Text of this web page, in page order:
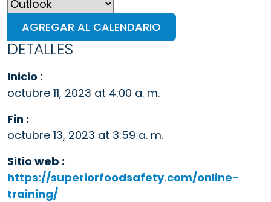
AGREGAR AL CALENDARIO
DETALLES
Inicio :
octubre 11, 2023 at 4:00 a. m.
Fin :
octubre 13, 2023 at 3:59 a. m.
Sitio web :
https://superiorfoodsafety.com/online-
training/